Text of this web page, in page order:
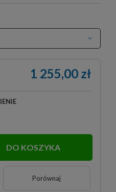
1 255,00 zł
DO KOSZYKA
Porównaj